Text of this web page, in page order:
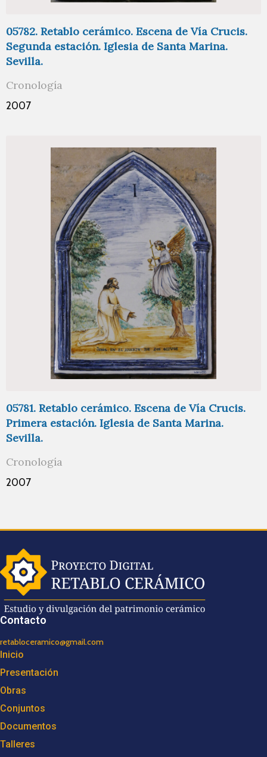
05782. Retablo cerámico. Escena de Vía Crucis.
Segunda estación. Iglesia de Santa Marina.
Sevilla.
Cronología
2007
05781. Retablo cerámico. Escena de Vía Crucis.
Primera estación. Iglesia de Santa Marina.
Sevilla.
Cronología
2007
Contacto
retabloceramico@gmail.com
Inicio
Presentación
Obras
Conjuntos
Documentos
Talleres